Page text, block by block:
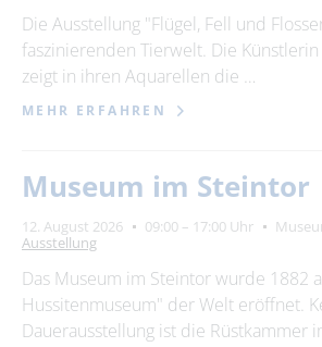
Die Ausstellung "Flügel, Fell und
faszinierenden Tierwelt. Die
zeigt in ihren Aquarellen die …
MEHR ERFAHREN
Museum im Steintor
12. August 2026 09:00 – 17:00 Uhr
Ausstellung
Das Museum im Steintor wurde 1882
Hussitenmuseum" der Welt eröffnet.
Dauerausstellung ist die Rüstkammer